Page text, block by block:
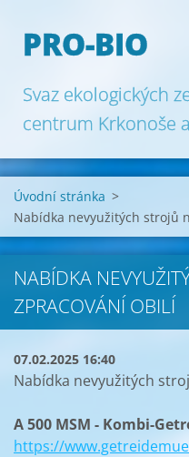
PRO-BIO
Svaz ekologických
centrum Krkonoše
Úvodní stránka >
Nabídka nevyužitých strojů
NABÍDKA
ZPRACOVÁNÍ OBILÍ
07.02.2025 16:40
Nabídka nevyužitých
A 500 MSM - Kombi-
https://